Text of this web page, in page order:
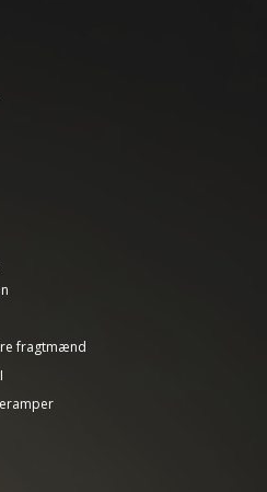
fragtmænd